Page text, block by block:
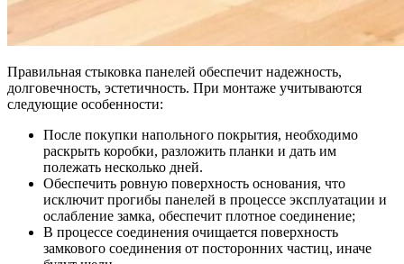
Правильная стыковка панелей обеспечит надежность,
долговечность, эстетичность. При монтаже учитываются
следующие особенности:
После покупки напольного покрытия, необходимо
раскрыть коробки, разложить планки и дать им
полежать несколько дней.
Обеспечить ровную поверхность основания, что
исключит прогибы панелей в процессе эксплуатации и
ослабление замка, обеспечит плотное соединение;
В процессе соединения очищается поверхность
замкового соединения от посторонних частиц, иначе